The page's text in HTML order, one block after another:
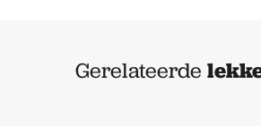
Gerelateerde